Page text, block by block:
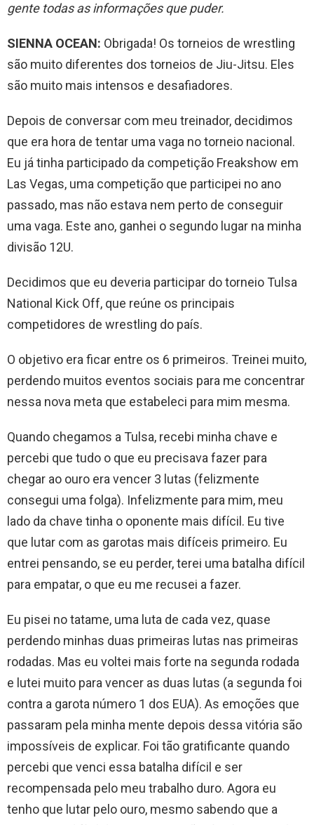
gente todas as informações que puder.
SIENNA OCEAN: Obrigada! Os torneios de wrestling
são muito diferentes dos torneios de Jiu-Jitsu. Eles
são muito mais intensos e desafiadores.
Depois de conversar com meu treinador, decidimos
que era hora de tentar uma vaga no torneio nacional.
Eu já tinha participado da competição Freakshow em
Las Vegas, uma competição que participei no ano
passado, mas não estava nem perto de conseguir
uma vaga. Este ano, ganhei o segundo lugar na minha
divisão 12U.
Decidimos que eu deveria participar do torneio Tulsa
National Kick Off, que reúne os principais
competidores de wrestling do país.
O objetivo era ficar entre os 6 primeiros. Treinei muito,
perdendo muitos eventos sociais para me concentrar
nessa nova meta que estabeleci para mim mesma.
Quando chegamos a Tulsa, recebi minha chave e
percebi que tudo o que eu precisava fazer para
chegar ao ouro era vencer 3 lutas (felizmente
consegui uma folga). Infelizmente para mim, meu
lado da chave tinha o oponente mais difícil. Eu tive
que lutar com as garotas mais difíceis primeiro. Eu
entrei pensando, se eu perder, terei uma batalha difícil
para empatar, o que eu me recusei a fazer.
Eu pisei no tatame, uma luta de cada vez, quase
perdendo minhas duas primeiras lutas nas primeiras
rodadas. Mas eu voltei mais forte na segunda rodada
e lutei muito para vencer as duas lutas (a segunda foi
contra a garota número 1 dos EUA). As emoções que
passaram pela minha mente depois dessa vitória são
impossíveis de explicar. Foi tão gratificante quando
percebi que venci essa batalha difícil e ser
recompensada pelo meu trabalho duro. Agora eu
tenho que lutar pelo ouro, mesmo sabendo que a